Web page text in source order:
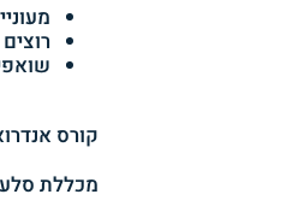
קורס
מכללת סלע